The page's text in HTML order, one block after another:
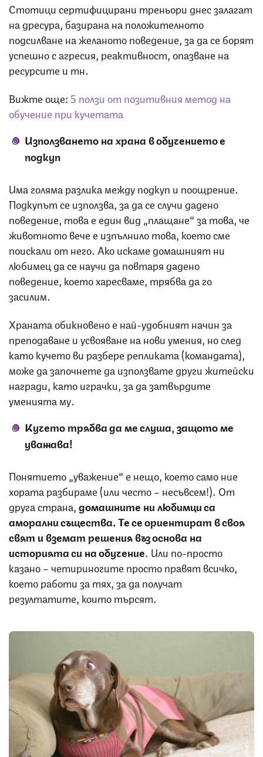
Стотици сертифицирани треньори днес залагат
на дресура, базирана на положителното
подсилване на желаното поведение, за да се борят
успешно с агресия, реактивност, опазване на
ресурсите и тн.
Вижте още: 5 ползи от позитивния метод на
обучение при кучетата
Използването на храна в обучението е
подкуп
Има голяма разлика между подкуп и поощрение.
Подкупът се използва, за да се случи дадено
поведение, това е един вид „плащане“ за това, че
животното вече е изпълнило това, което сме
поискали от него. Ако искаме домашният ни
любимец да се научи да повтаря дадено
поведение, което харесваме, трябва да го
засилим.
Храната обикновено е най-удобният начин за
преподаване и усвояване на нови умения, но след
като кучето ви разбере репликата (командата),
може да започнете да използвате други житейски
награди, като играчки, за да затвърдите
уменията му.
Кучето трябва да ме слуша, защото ме
уважава!
Понятието „уважение“ е нещо, което само ние
хората разбираме (или често – несъвсем!). От
друга страна,домашните ни любимци са
аморални същества. Те се ориентират в своя
свят и вземат решения въз основа на
историята си на обучение. Или по-просто
казано – четириногите просто правят всичко,
което работи за тях, за да получат
резултатите, които търсят.